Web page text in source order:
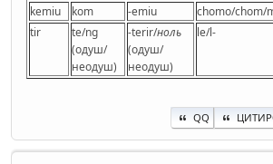
kemiu
kom -emiu chomo/chom/
tir
te/ng
(одуш/
неодуш)
-terir/ноль
(одуш/
неодуш)
le/l-
QQ